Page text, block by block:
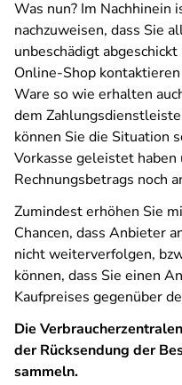
Was nun? Im Nachhinein
nachzuweisen, dass Sie
unbeschädigt
Online-Shop
Ware so wie erhalten
dem
können Sie die Situation
Vorkasse geleistet haben
Rechnungsbetrags noch
Zumindest erhöhen Sie
Chancen, dass Anbieter
nicht weiterverfolgen,
können, dass Sie einen
Kaufpreises gegenüber
Die
der Rücksendung der
sammeln.